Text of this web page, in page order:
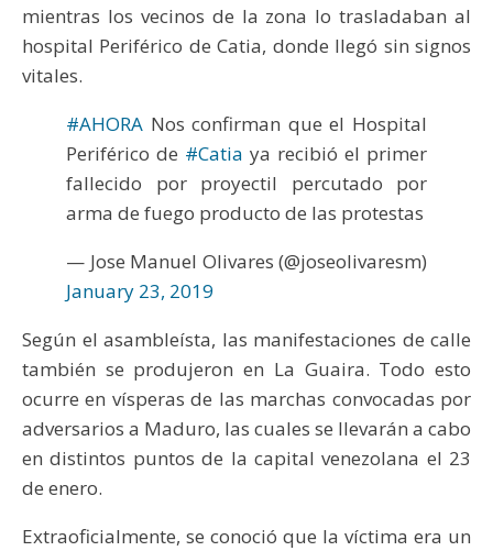
mientras los vecinos de la zona lo trasladaban al
hospital Periférico de Catia, donde llegó sin signos
vitales.
#AHORA Nos confirman que el Hospital
Periférico de #Catia ya recibió el primer
fallecido por proyectil percutado por
arma de fuego producto de las protestas
— Jose Manuel Olivares (@joseolivaresm)
January 23, 2019
Según el asambleísta, las manifestaciones de calle
también se produjeron en La Guaira. Todo esto
ocurre en vísperas de las marchas convocadas por
adversarios a Maduro, las cuales se llevarán a cabo
en distintos puntos de la capital venezolana el 23
de enero.
Extraoficialmente, se conoció que la víctima era un